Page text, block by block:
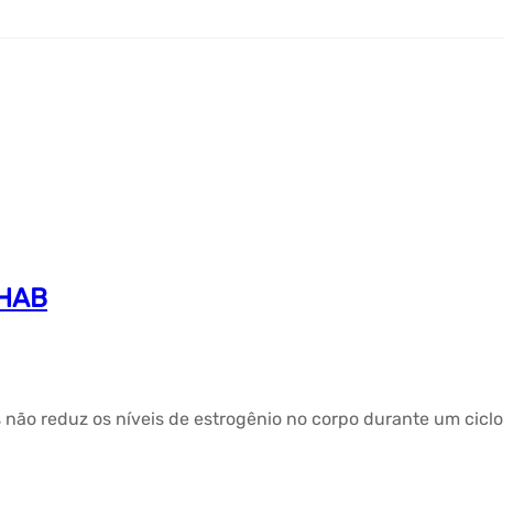
reduz os níveis de estrogênio no corpo durante um ciclo